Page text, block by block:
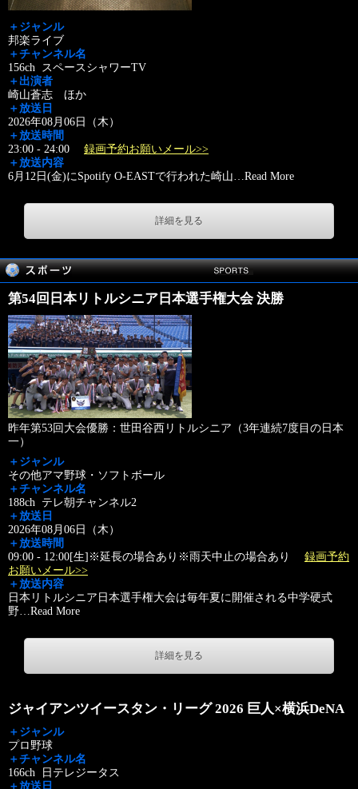
＋ジャンル
邦楽ライブ
＋チャンネル名
156ch スペースシャワーTV
＋出演者
崎山蒼志 ほか
＋放送日
2026年08月06日（木）
＋放送時間
23:00 - 24:00 録画予約お願いメール>>
＋放送内容
6月12日(金)にSpotify O-EASTで行われた崎山…Read More
詳細を見る
第54回日本リトルシニア日本選手権大会 決勝
昨年第53回大会優勝：世田谷西リトルシニア（3年連続7度目の日本
一）
＋ジャンル
その他アマ野球・ソフトボール
＋チャンネル名
188ch テレ朝チャンネル2
＋放送日
2026年08月06日（木）
＋放送時間
09:00 - 12:00[生]※延長の場合あり※雨天中止の場合あり 録画予約
お願いメール>>
＋放送内容
日本リトルシニア日本選手権大会は毎年夏に開催される中学硬式
野…Read More
詳細を見る
ジャイアンツイースタン・リーグ 2026 巨人×横浜DeNA
＋ジャンル
プロ野球
＋チャンネル名
166ch 日テレジータス
＋放送日